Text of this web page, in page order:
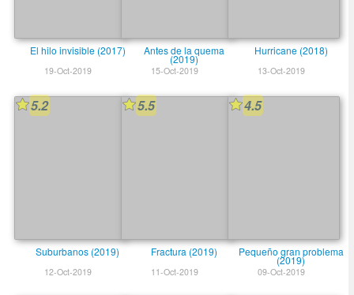
El hilo invisible (2017)
19-Oct-2019
Antes de la quema
(2019)
15-Oct-2019
Hurricane (2018)
13-Oct-2019
5.2
Suburbanos (2019)
12-Oct-2019
5.5
Fractura (2019)
11-Oct-2019
4.5
Pequeño gran problema
(2019)
09-Oct-2019